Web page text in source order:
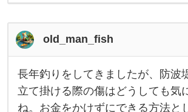
掛
け
て
い
る
す
、
同
じ
よ
な
状
態
で
old_man_fish
長
年
り
長年釣りをしてきましたが、防波
立て掛ける際の傷はどうしても気
ね。お金をかけずにできる方法と